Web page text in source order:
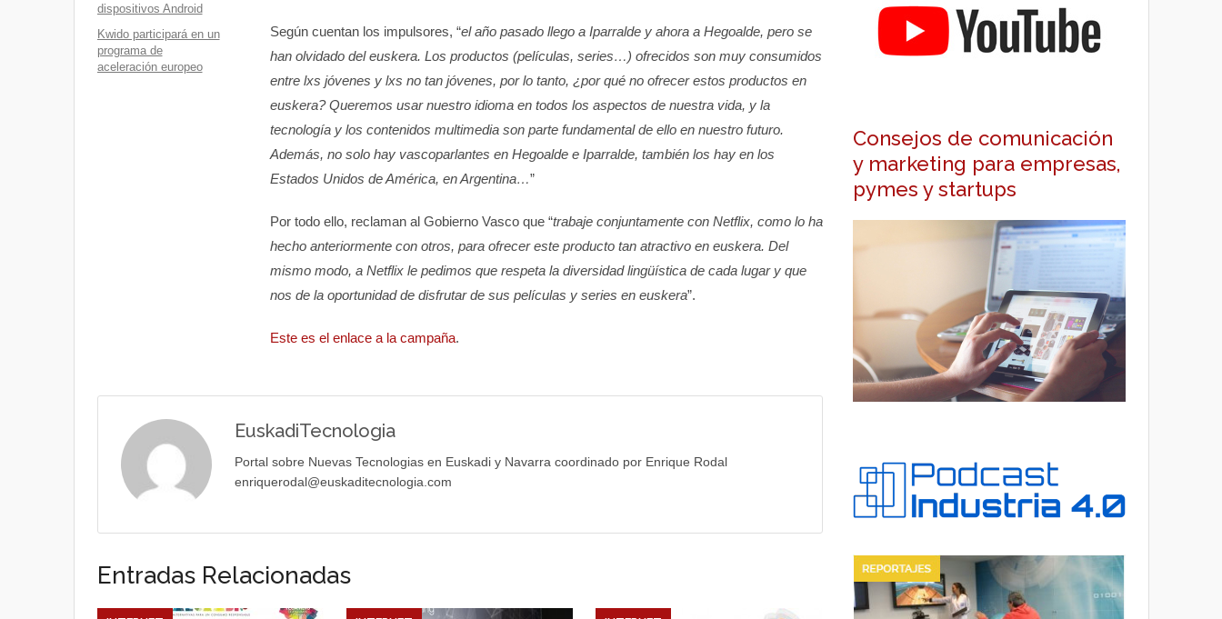
dispositivos Android
Kwido participará en un
programa de
aceleración europeo
Según cuentan los impulsores, “el año pasado llego a Iparralde y ahora a Hegoalde, pero se
han olvidado del euskera. Los productos (películas, series…) ofrecidos son muy consumidos
entre lxs jóvenes y lxs no tan jóvenes, por lo tanto, ¿por qué no ofrecer estos productos en
euskera? Queremos usar nuestro idioma en todos los aspectos de nuestra vida, y la
tecnología y los contenidos multimedia son parte fundamental de ello en nuestro futuro.
Además, no solo hay vascoparlantes en Hegoalde e Iparralde, también los hay en los
Estados Unidos de América, en Argentina…”
Por todo ello, reclaman al Gobierno Vasco que “trabaje conjuntamente con Netflix, como lo ha
hecho anteriormente con otros, para ofrecer este producto tan atractivo en euskera. Del
mismo modo, a Netflix le pedimos que respeta la diversidad lingüística de cada lugar y que
nos de la oportunidad de disfrutar de sus películas y series en euskera”.
Este es el enlace a la campaña.
EuskadiTecnologia
Portal sobre Nuevas Tecnologias en Euskadi y Navarra coordinado por Enrique Rodal
enriquerodal@euskaditecnologia.com
Entradas Relacionadas
Consejos de comunicación
y marketing para empresas,
pymes y startups